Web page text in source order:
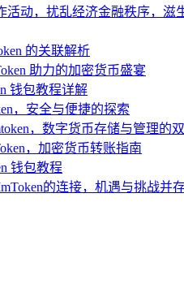
活动，扰乱经济金融秩序，
的关联解析
助力的加密货币盛宴
钱包教程详解
，安全与便捷的探索
，数字货币存储与管理的
，加密货币转账指南
钱包教程
的连接，机遇与挑战并